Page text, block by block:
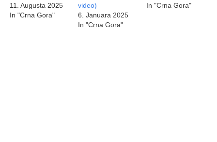
11. Augusta 2025
In "Crna Gora"
video)
6. Januara 2025
In "Crna Gora"
In "Crna Gora"